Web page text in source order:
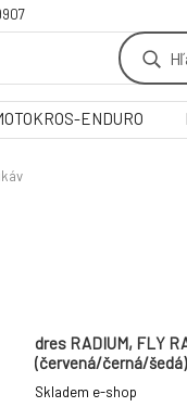
ENDURO
dres RADIUM, FLY
(červená/černá/šedá)
Skladem e-shop